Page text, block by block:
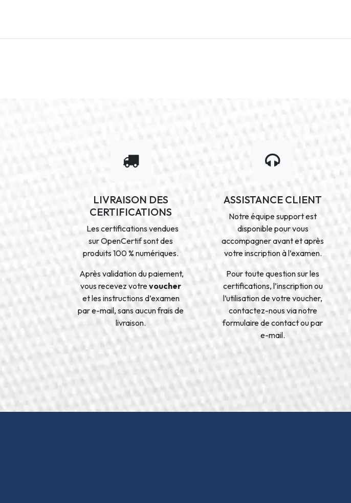
LIVRAISON DES
CERTIFICATIONS
Les certifications vendues
sur OpenCertif sont des
produits 100 % numériques.
Après validation du paiement,
vous recevez votrevoucher
et les instructions d’examen
par e-mail, sans aucun frais de
livraison.
ASSISTANCE CLIENT
Notre équipe support est
disponible pour vous
accompagner avant et après
votre inscription à l’examen.
Pour toute question sur les
certifications, l’inscription ou
l’utilisation de votre voucher,
contactez-nous via notre
formulaire de contact ou par
e-mail.